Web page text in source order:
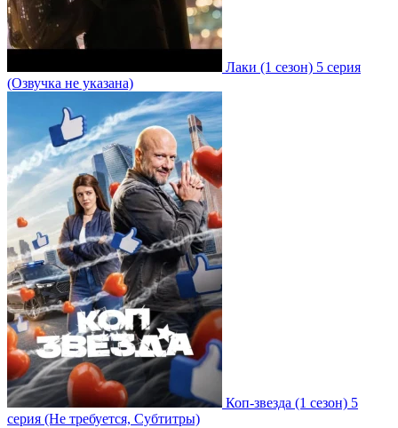
Лаки (1 сезон) 5 серия
(Озвучка не указана)
Коп-звезда (1 сезон) 5
серия (Не требуется, Субтитры)